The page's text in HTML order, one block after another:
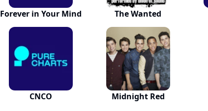
Forever in Your Mind The Wanted
CNCO Midnight Red